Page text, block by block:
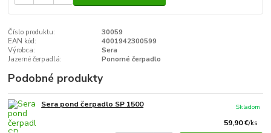
Číslo produktu:
30059
EAN kód:
4001942300599
Výrobca:
Sera
Jazerné čerpadlá:
Ponorné čerpadlo
Podobné produkty
Sera pond čerpadlo SP 1500
59,90 €/ks
Skladom